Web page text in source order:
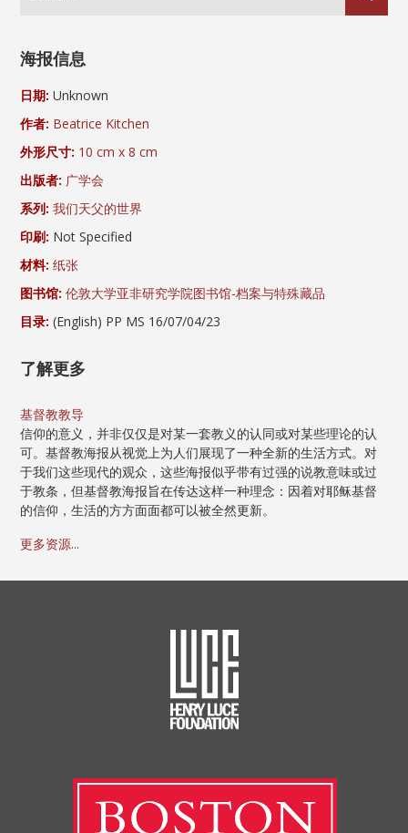
海报信息
日期: Unknown
作者: Beatrice Kitchen
外形尺寸: 10 cm x 8 cm
出版者: 广学会
系列: 我们天父的世界
印刷: Not Specified
材料: 纸张
图书馆: 伦敦大学亚非研究学院图书馆-档案与特殊藏品
目录: (English) PP MS 16/07/04/23
了解更多
基督教教导
信仰的意义，并非仅仅是对某一套教义的认同或对某些理论的认
可。基督教海报从视觉上为人们展现了一种全新的生活方式。对
于我们这些现代的观众，这些海报似乎带有过强的说教意味或过
于教条，但基督教海报旨在传达这样一种理念：因着对耶稣基督
的信仰，生活的方方面面都可以被全然更新。
更多资源...